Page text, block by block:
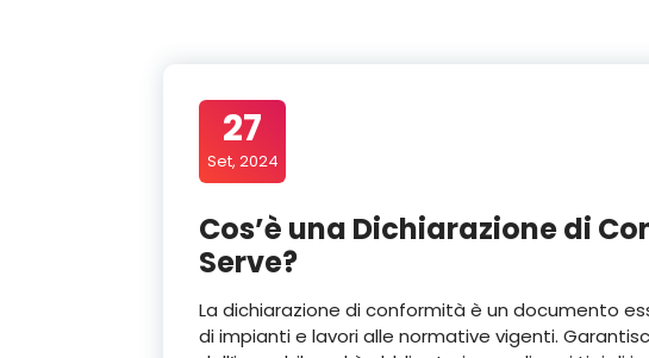
27
Set, 2024
Cos’è una Dichiarazione di
Serve?
La dichiarazione di conformità è un documento
di impianti e lavori alle normative vigenti.